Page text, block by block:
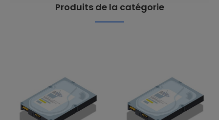
Produits de la catégorie